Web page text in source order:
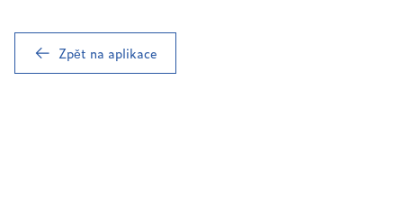
Zpět na aplikace